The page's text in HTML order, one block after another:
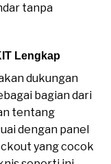
tanpa
Lengkap
dukungan
bagian dari
tentang
dengan panel
yang cocok